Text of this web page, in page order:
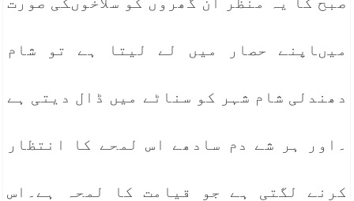
میںاپنے حصار میں لے لیتا ہے تو شام
دھندلی شام شہر کو سناٹے میں ڈال دیتی ہے
۔اور ہر شے دم سادھے اس لمحے کا انتظار
کرنے لگتی ہے جو قیامت کا لمحہ ہے۔اس